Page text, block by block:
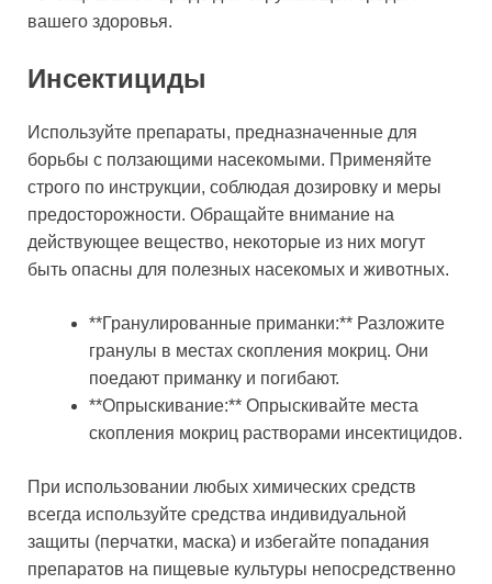
вашего здоровья.
Инсектициды
Используйте препараты, предназначенные для
борьбы с ползающими насекомыми. Применяйте
строго по инструкции, соблюдая дозировку и меры
предосторожности. Обращайте внимание на
действующее вещество, некоторые из них могут
быть опасны для полезных насекомых и животных.
**Гранулированные приманки:** Разложите
гранулы в местах скопления мокриц. Они
поедают приманку и погибают.
**Опрыскивание:** Опрыскивайте места
скопления мокриц растворами инсектицидов.
При использовании любых химических средств
всегда используйте средства индивидуальной
защиты (перчатки, маска) и избегайте попадания
препаратов на пищевые культуры непосредственно